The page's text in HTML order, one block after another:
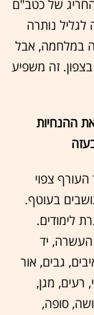
של כטב"ם
נותרה
במלחמה, אבל
זה משפיע
את ההנחיות
צפוי
בעוטף.
לימודים.
העשרה, יד
גבים, אור
רעים, מגן,
סופה,